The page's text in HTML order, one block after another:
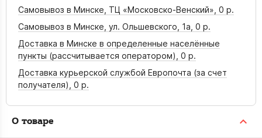
Самовывоз в Минске, ТЦ «Московско-Венский», 0 р.
Самовывоз в Минске, ул. Ольшевского, 1а, 0 р.
Доставка в Минске в определенные населённые
пункты (рассчитывается оператором), 0 р.
Доставка курьерской службой Европочта (за счет
получателя), 0 р.
О товаре